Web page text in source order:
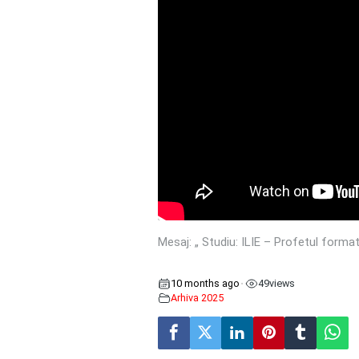
Mesaj: „ Studiu: ILIE – Profetul
10 months ago • 49views
Arhiva 2025